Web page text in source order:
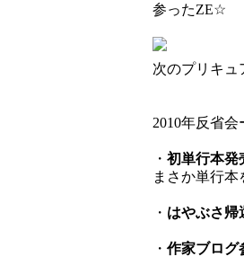
参ったZE☆
次のプリキュ
2010年反省
・ 初単行本発
まさか単行
・ はやぶさ帰
・ 作家ブログ